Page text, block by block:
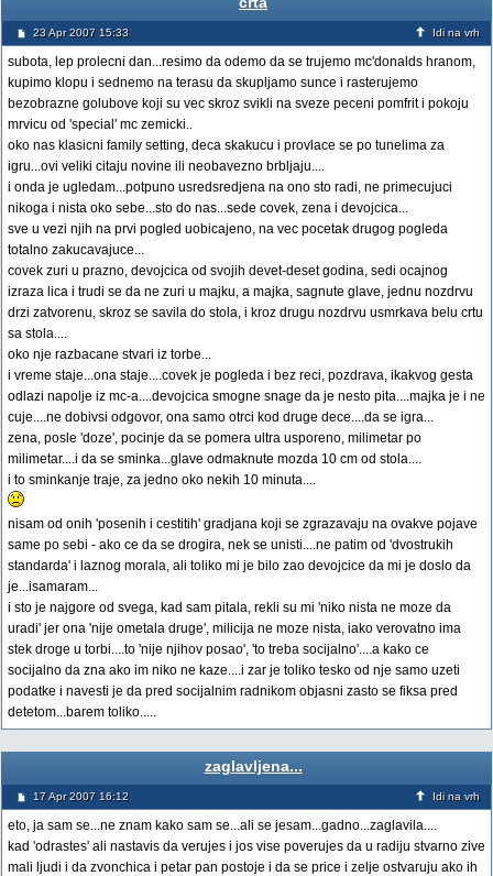
23 Apr 2007 15:33 Idi na vrh
subota, lep prolecni dan...resimo da odemo da se trujemo mc'donalds hranom,
kupimo klopu i sednemo na terasu da skupljamo sunce i rasterujemo
bezobrazne golubove koji su vec skroz svikli na sveze peceni pomfrit i pokoju
mrvicu od 'special' mc zemicki..
oko nas klasicni family setting, deca skakucu i provlace se po tunelima za
igru...ovi veliki citaju novine ili neobavezno brbljaju....
i onda je ugledam...potpuno usredsredjena na ono sto radi, ne primecujuci
nikoga i nista oko sebe...sto do nas...sede covek, zena i devojcica...
sve u vezi njih na prvi pogled uobicajeno, na vec pocetak drugog pogleda
totalno zakucavajuce...
covek zuri u prazno, devojcica od svojih devet-deset godina, sedi ocajnog
izraza lica i trudi se da ne zuri u majku, a majka, sagnute glave, jednu nozdrvu
drzi zatvorenu, skroz se savila do stola, i kroz drugu nozdrvu usmrkava belu crtu
sa stola....
oko nje razbacane stvari iz torbe...
i vreme staje...ona staje....covek je pogleda i bez reci, pozdrava, ikakvog gesta
odlazi napolje iz mc-a....devojcica smogne snage da je nesto pita....majka je i ne
cuje....ne dobivsi odgovor, ona samo otrci kod druge dece....da se igra...
zena, posle 'doze', pocinje da se pomera ultra usporeno, milimetar po
milimetar....i da se sminka...glave odmaknute mozda 10 cm od stola....
i to sminkanje traje, za jedno oko nekih 10 minuta....
nisam od onih 'posenih i cestitih' gradjana koji se zgrazavaju na ovakve pojave
same po sebi - ako ce da se drogira, nek se unisti....ne patim od 'dvostrukih
standarda' i laznog morala, ali toliko mi je bilo zao devojcice da mi je doslo da
je...isamaram...
i sto je najgore od svega, kad sam pitala, rekli su mi 'niko nista ne moze da
uradi' jer ona 'nije ometala druge', milicija ne moze nista, iako verovatno ima
stek droge u torbi....to 'nije njihov posao', 'to treba socijalno'....a kako ce
socijalno da zna ako im niko ne kaze....i zar je toliko tesko od nje samo uzeti
podatke i navesti je da pred socijalnim radnikom objasni zasto se fiksa pred
detetom...barem toliko.....
zaglavljena...
17 Apr 2007 16:12 Idi na vrh
eto, ja sam se...ne znam kako sam se...ali se jesam...gadno...zaglavila....
kad 'odrastes' ali nastavis da verujes i jos vise poverujes da u radiju stvarno zive
mali ljudi i da zvonchica i petar pan postoje i da se price i zelje ostvaruju ako ih